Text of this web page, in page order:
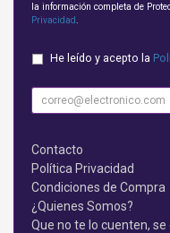
la información completa de
Privacidad
He leído y acepto la
Contacto
Política Privacidad
Condiciones de Compra
¿Quienes Somos?
Que no te lo cuenten, se